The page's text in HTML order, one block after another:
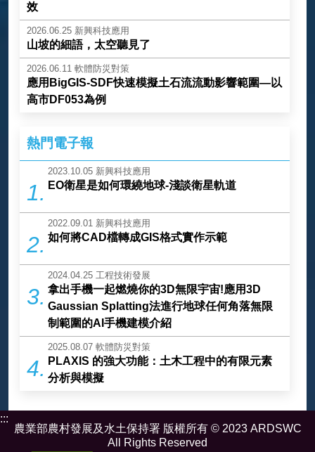
效
2026.06.25 新興科技應用
山坡的細語，太空聽見了
2026.06.11 軟體防災對策
應用BigGIS-SDF快速模擬土石流流動影響範圍—以
高市DF053為例
熱門電子報
1.
2023.10.05 新興科技應用
EO衛星是如何環繞地球-淺談衛星軌道
2.
2022.09.01 新興科技應用
如何將CAD檔轉成GIS格式實作示範
3.
2024.04.25 工程技術發展
拿出手機一起燃燒你的3D無限宇宙!應用3D
Gaussian Splatting法進行地球任何角落無限
制範圍的AI手機建模介紹
4.
2025.08.07 軟體防災對策
PLAXIS 的強大功能：土木工程中的有限元素
分析與模擬
:::
農業部農村發展及水土保持署 版權所有 © 2023 ARDSWC
All Rights Reserved